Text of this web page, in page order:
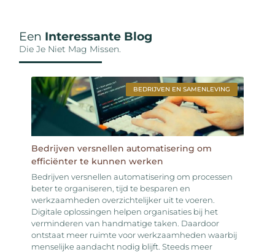
Een Interessante Blog
Die Je Niet Mag Missen.
BEDRIJVEN EN SAMENLEVING
Bedrijven versnellen automatisering om
efficiënter te kunnen werken
Bedrijven versnellen automatisering om processen
beter te organiseren, tijd te besparen en
werkzaamheden overzichtelijker uit te voeren.
Digitale oplossingen helpen organisaties bij het
verminderen van handmatige taken. Daardoor
ontstaat meer ruimte voor werkzaamheden waarbij
menselijke aandacht nodig blijft. Steeds meer